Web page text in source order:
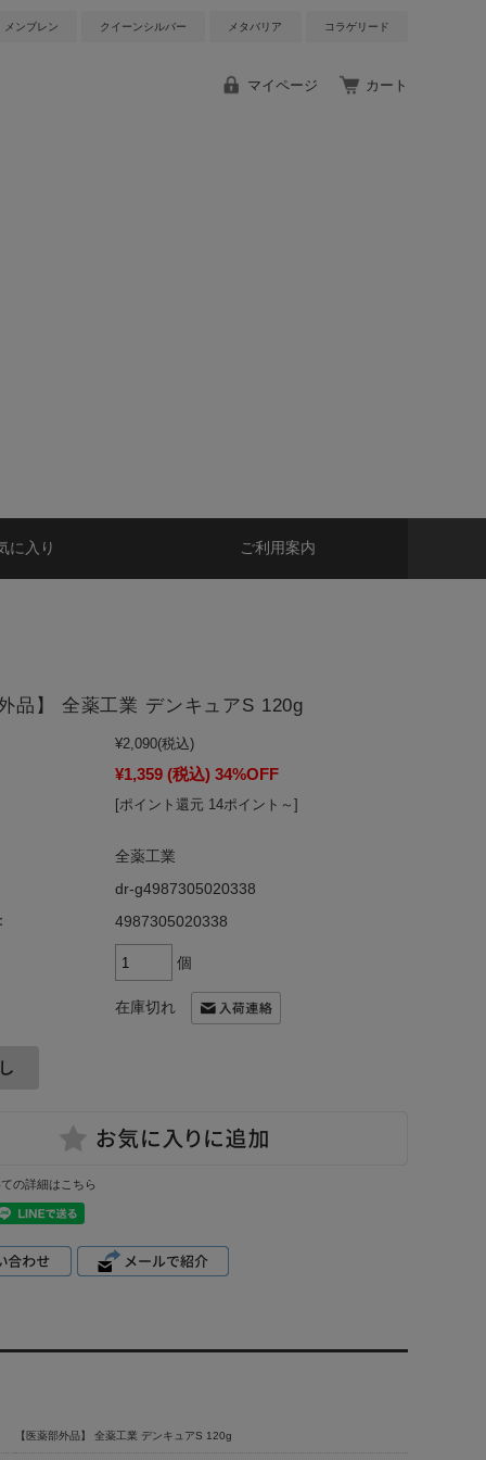
メンブレン クイーンシルバー メタバリア コラゲリード
マイページ カート
に入り ご利用案内
外品】 全薬工業 デンキュアS 120g
¥2,090(税込)
¥1,359 (税込) 34%OFF
[ポイント還元 14ポイント～]
全薬工業
dr-g4987305020338
4987305020338
個
在庫切れ
の詳細はこちら
【医薬部外品】 全薬工業 デンキュアS 120g